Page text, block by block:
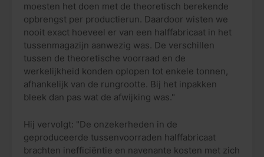
moesten het doen met de theoretisch berekende
opbrengst per productierun. Daardoor wisten we
nooit exact hoeveel er van een halffabricaat in het
tussenmagazijn aanwezig was. De verschillen
tussen de theoretische voorraad en de
werkelijkheid konden oplopen tot enkele tonnen,
afhankelijk van de rungrootte. Bij het inpakken
bleek dan pas wat de afwijking was."
Hij vervolgt: "De onzekerheden in de
geproduceerde tussenvoorraden halffabricaat
brachten inefficiëntie en navenante kosten met zich